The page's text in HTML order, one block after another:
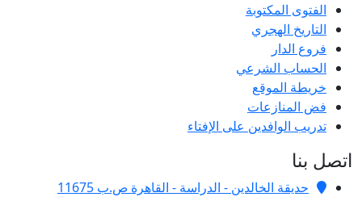
الفتوى المكتوبة
التاريخ الهجري
فروع الدار
الحساب الشرعي
خريطة الموقع
فض المنازعات
تدريب الوافدين على الإفتاء
اتصل بنا
حديقة الخالدين - الدراسة - القاهرة ص.ب 11675